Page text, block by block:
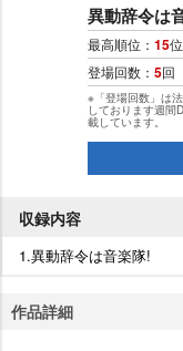
異動辞令は
最高順位： 15位
登場回数： 5回
※「登場回数」は
しております週間
載しています。
収録内容
1.異動辞令は音楽隊!
作品詳細